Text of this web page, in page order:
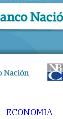
| ECONOMIA |